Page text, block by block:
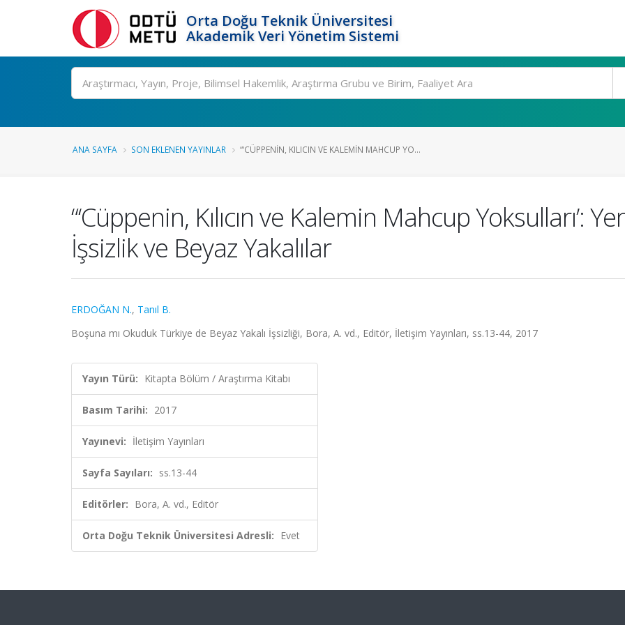
Orta Doğu Teknik Üniversitesi
Akademik Veri Yönetim Sistemi
Ara
ANA SAYFA SON EKLENEN YAYINLAR “‘CÜPPENIN, KILICIN VE KALEMIN MAHCUP YO...
“‘Cüppenin, Kılıcın ve Kalemin Mahcup Yoksulları’:
İşsizlik ve Beyaz Yakalılar
ERDOĞAN N., Tanıl B.
Boşuna mı Okuduk Türkiye de Beyaz Yakalı İşsizliği, Bora, A. vd., Editör, İletişim Yayınları, ss.13-44, 2017
Yayın Türü: Kitapta Bölüm / Araştırma Kitabı
Basım Tarihi: 2017
Yayınevi: İletişim Yayınları
Sayfa Sayıları: ss.13-44
Editörler: Bora, A. vd., Editör
Orta Doğu Teknik Üniversitesi Adresli: Evet